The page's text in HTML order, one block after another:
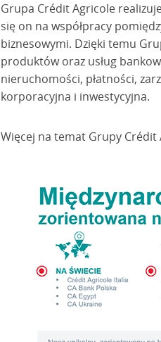
Grupa Crédit Agricole
się on na współpracy
biznesowymi. Dzięki temu
produktów oraz usług
nieruchomości, płatności,
korporacyjna i inwestycyjna.
Więcej na temat Grupy Crédit